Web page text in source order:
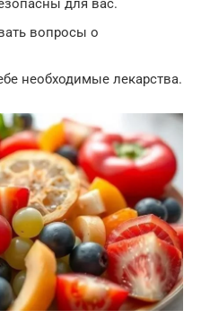
для вас.
вопросы о
необходимые лекарства.